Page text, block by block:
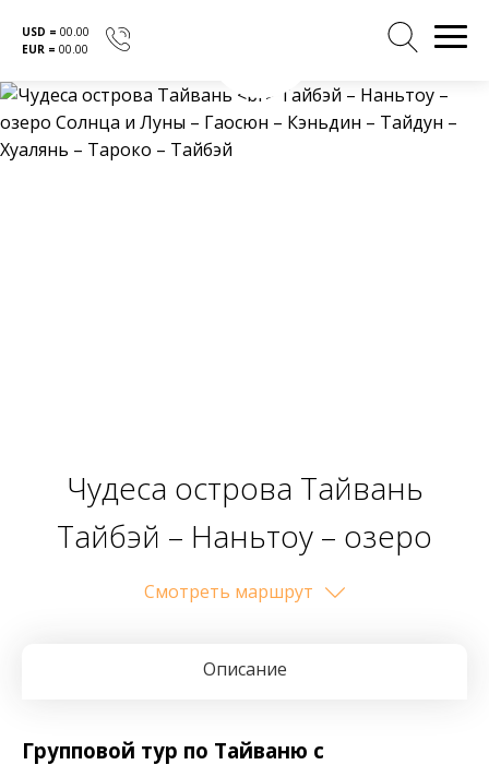
Перейти
к
содержанию
USD = 00.00
EUR = 00.00
Чудеса острова Тайвань
Тайбэй – Наньтоу – озеро
Солнца и Луны – Гаосюн –
Тароко – Тайбэй
Cмотреть маршрут
Описание
Групповой тур по Тайваню с